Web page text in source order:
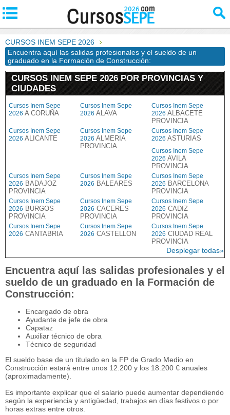
CURSOS INEM SEPE 2026
Encuentra aquí las salidas profesionales y el sueldo de un
graduado en la Formación de Construcción:
CURSOS INEM SEPE 2026 POR PROVINCIAS Y
CIUDADES
Cursos Inem Sepe
2026 A CORUÑA
Cursos Inem Sepe
2026 ALAVA
Cursos Inem Sepe
2026 ALBACETE
PROVINCIA
Cursos Inem Sepe
2026 ALICANTE
Cursos Inem Sepe
2026 ALMERIA
PROVINCIA
Cursos Inem Sepe
2026 ASTURIAS
Cursos Inem Sepe
2026 AVILA
PROVINCIA
Cursos Inem Sepe
2026 BADAJOZ
PROVINCIA
Cursos Inem Sepe
2026 BALEARES
Cursos Inem Sepe
2026 BARCELONA
PROVINCIA
Cursos Inem Sepe
2026 BURGOS
PROVINCIA
Cursos Inem Sepe
2026 CACERES
PROVINCIA
Cursos Inem Sepe
2026 CADIZ
PROVINCIA
Cursos Inem Sepe
2026 CANTABRIA
Cursos Inem Sepe
2026 CASTELLON
Cursos Inem Sepe
2026 CIUDAD REAL
PROVINCIA
Desplegar todas»
Encuentra aquí las salidas profesionales y el
sueldo de un graduado en la Formación de
Construcción:
Encargado de obra
Ayudante de jefe de obra
Capataz
Auxiliar técnico de obra
Técnico de seguridad
El sueldo base de un titulado en la FP de Grado Medio en
Construcción estará entre unos 12.200 y los 18.200 € anuales
(aproximadamente).
Es importante explicar que el salario puede aumentar dependiendo
según la experiencia y antigüedad, trabajos en días festivos o por
horas extras entre otros.